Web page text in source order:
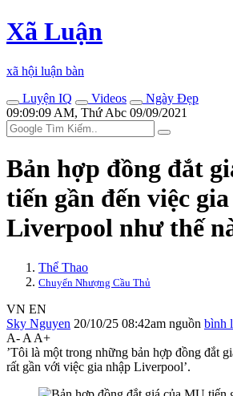
Xã Luận
xã hội luận bàn
Luyện IQ
Videos
Ngày Đẹp
09:09:09 AM, Thứ Abc 09/09/2021
Bản hợp đồng đắt
tiến gần đến việc
Liverpool như thế
Thể Thao
Chuyển Nhượng Cầu Thủ
VN EN
Sky Nguyen 20/10/25 08:42am nguồn bình
A- A A+
’Tôi là một trong những bản hợp đồng đắt
rất gần với việc gia nhập Liverpool’.